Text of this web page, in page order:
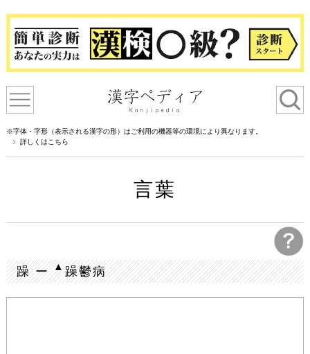
※字体・字形（表示される漢字の形）はご利用の機器等の環境により異なります。
詳しくはこちら
言葉
躁 ー▲躁鬱病